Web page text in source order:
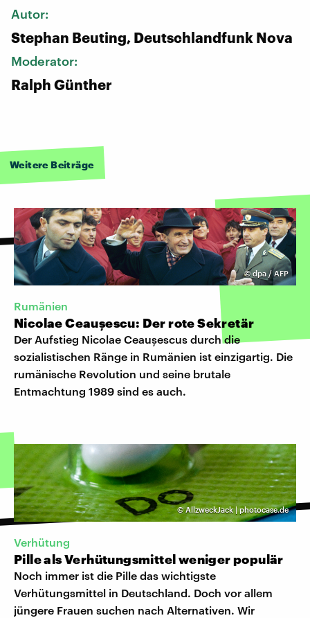
Autor:
Stephan Beuting, Deutschlandfunk Nova
Moderator:
Ralph Günther
Weitere Beiträge
©dpa / AFP
Rumänien
Nicolae Ceaușescu: Der rote Sekretär
Der Aufstieg Nicolae Ceaușescus durch die
sozialistischen Ränge in Rumänien ist einzigartig. Die
rumänische Revolution und seine brutale
Entmachtung 1989 sind es auch.
©AllzweckJack | photocase.de
Verhütung
Pille als Verhütungsmittel weniger populär
Noch immer ist die Pille das wichtigste
Verhütungsmittel in Deutschland. Doch vor allem
jüngere Frauen suchen nach Alternativen. Wir